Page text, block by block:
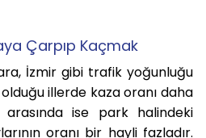
Çarpıp Kaçmak
İzmir gibi trafik yoğunluğu
olduğu illerde kaza oranı daha
ise park halindeki
oranı bir hayli fazladır.